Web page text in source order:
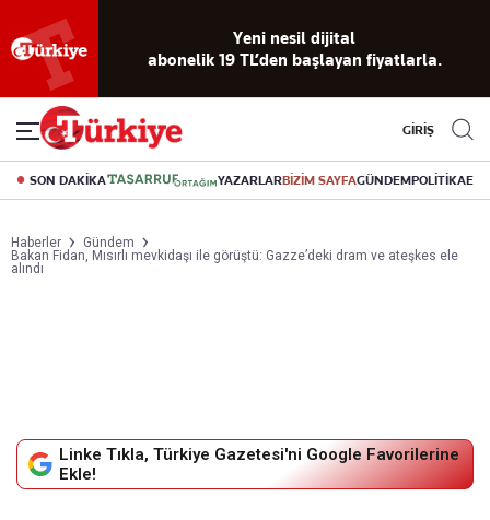
Yeni nesil dijital
abonelik 19 TL’den başlayan fiyatlarla.
GİRİŞ
SON DAKİKA YAZARLARBİZİM SAYFAGÜNDEMPOLİTİKA
Haberler
Gündem
Bakan Fidan, Mısırlı mevkidaşı ile görüştü: Gazze’deki dram ve ateşkes ele
alındı
Linke Tıkla, Türkiye Gazetesi'ni Google Favorilerine
Ekle!